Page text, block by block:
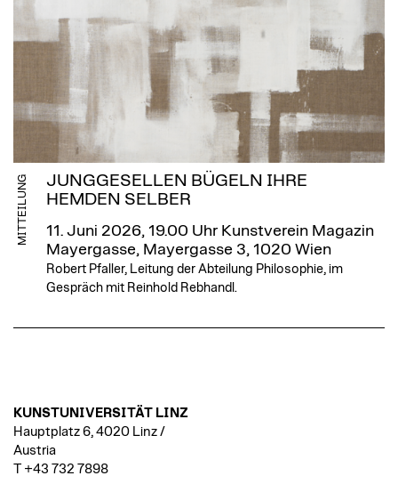
MITTEILUNG
JUNGGESELLEN BÜGELN IHRE
HEMDEN SELBER
11. Juni 2026, 19.00 Uhr Kunstverein Magazin
Mayergasse, Mayergasse 3, 1020 Wien
Robert Pfaller, Leitung der Abteilung Philosophie, im
Gespräch mit Reinhold Rebhandl.
KUNSTUNIVERSITÄT LINZ
Hauptplatz 6, 4020 Linz /
Austria
T +43 732 7898